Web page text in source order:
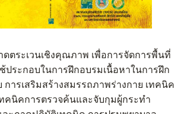
ดตระเวนเชิงคุณภาพ เพื่อการจัดการพื้นที่
ประกอบในการฝึกอบรมเนื้อหาในการฝึก
การเสริมสร้างสมรรถภาพร่างกาย เทคนิค
คนิคการตรวจค้นและจับกุมผู้กระทำ